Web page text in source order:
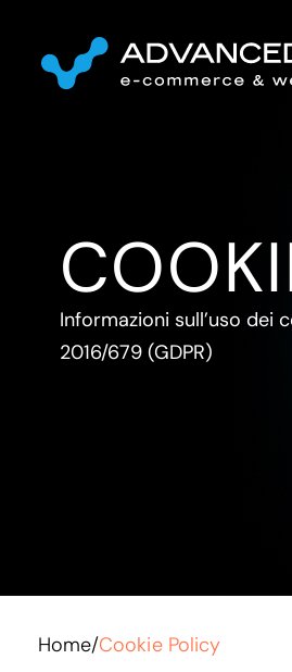
Informazioni sull’uso dei
2016/679 (GDPR)
Home/Cookie Policy